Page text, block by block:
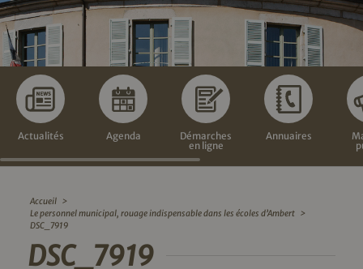
Actualités Agenda
Démarches
en ligne
Annuaires
Accueil >
Le personnel municipal, rouage indispensable dans les écoles d’Ambert >
DSC_7919
DSC_7919